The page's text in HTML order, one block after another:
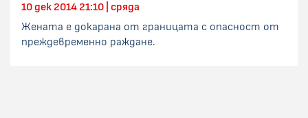
10 дек 2014 21:10 | сряда
Жената е докарана от границата с опасност от
преждевременно раждане.